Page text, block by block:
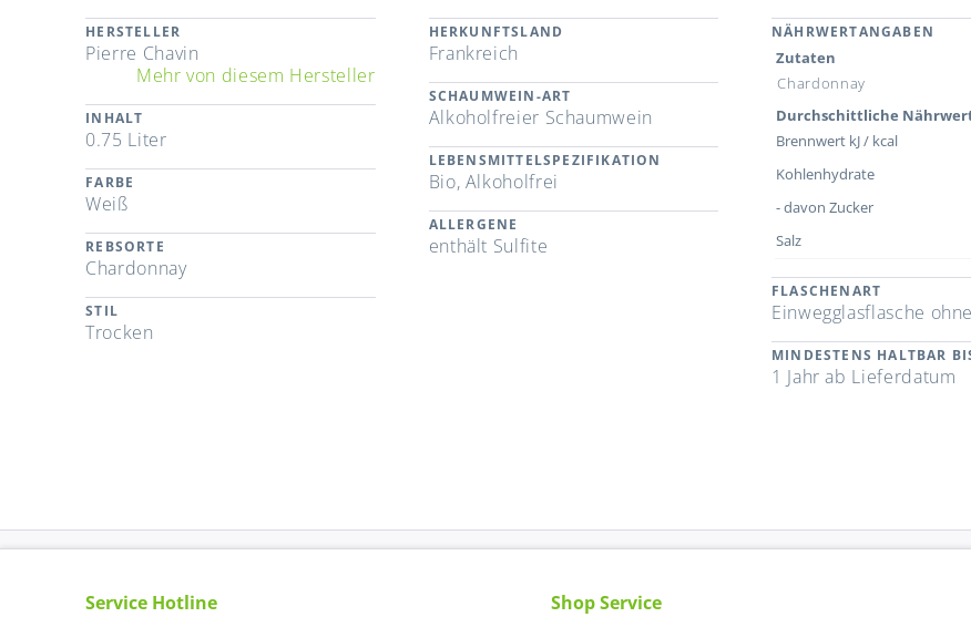
HERSTELLER
Pierre Chavin
Mehr von diesem Hersteller
INHALT
0.75 Liter
FARBE
Weiß
REBSORTE
Chardonnay
STIL
Trocken
HERKUNFTSLAND
Frankreich
SCHAUMWEIN-ART
Alkoholfreier Schaumwein
LEBENSMITTELSPEZIFIKATION
Bio, Alkoholfrei
ALLERGENE
enthält Sulfite
NÄHRWERTANGABEN
Zutaten
Chardonnay
Durchschittliche
Brennwert kJ / kcal
Kohlenhydrate
- davon Zucker
Salz
FLASCHENART
Einwegglasflasche
MINDESTENS HALTBAR
1 Jahr ab Lieferdatum
Service Hotline
Shop Service